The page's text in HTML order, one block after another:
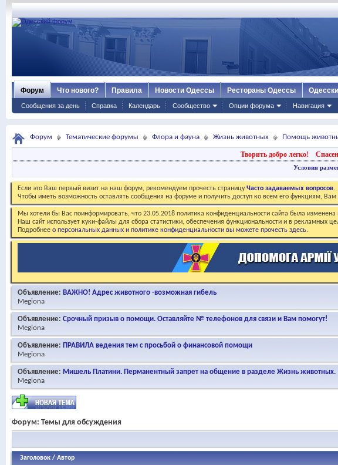
Форум
Сообщения за день Справка Календарь Сообщество Опции форума Навигация
Что нового? Правила Новости Одессы Рестораны Одессы
Форум Тематические форумы Флора и фауна Жизнь животных Помощь
Творить добро легко!
Условия
Если это Ваш первый визит на наш форум, рекомендуем прочесть страницуЧасто задаваемых вопросов.
Чтобы иметь возможность оставлять сообщения на форуме и получить доступ ко всем его функциям,
Мы хотели бы Вас поинформировать, что 23.05.2018 политика конфиденциальности сайта была изменена
Наш сайт использует куки-файлы для сбора статистики, обеспечения функциональности и в рекламных
Подробнее о персональных данных и политике конфиденциальности вы можете прочесть здесь.
Объявление: ВАЖНО! Адрес животного -возможная гибель
Megiona
Объявление: Срочный призыв о помощи. Оставляйте № телефонов для связи и Вам помогут!
Megiona
Объявление: ПРАВИЛА ведения тем с просьбой о финансовой помощи
Megiona
Объявление: Мишель Платини. Перманентный запрет на общение в разделе Жизнь животных.
Megiona
Форум: Темы для обсуждения
Заголовок / Автор